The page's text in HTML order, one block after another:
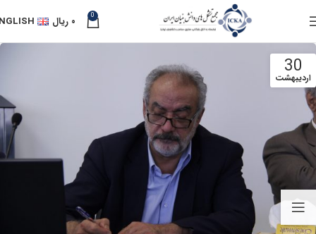
0 ۰ ریال
30
اردیبهشت